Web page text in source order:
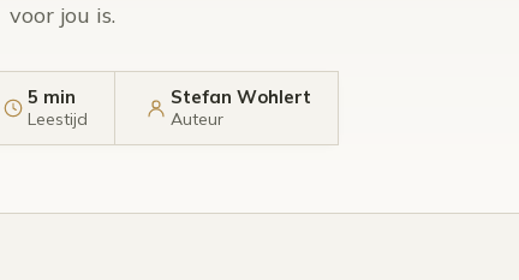
voor jou is.
5 min
Leestijd
Stefan Wohlert
Auteur